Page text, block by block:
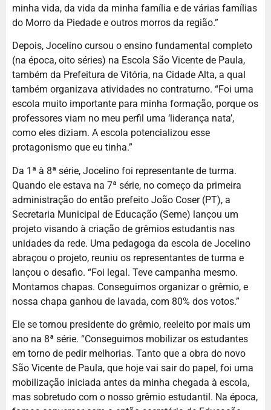
minha vida, da vida da minha família e de várias famílias
do Morro da Piedade e outros morros da região.”
Depois, Jocelino cursou o ensino fundamental completo
(na época, oito séries) na Escola São Vicente de Paula,
também da Prefeitura de Vitória, na Cidade Alta, a qual
também organizava atividades no contraturno. “Foi uma
escola muito importante para minha formação, porque os
professores viam no meu perfil uma ‘liderança nata’,
como eles diziam. A escola potencializou esse
protagonismo que eu tinha.”
Da 1ª à 8ª série, Jocelino foi representante de turma.
Quando ele estava na 7ª série, no começo da primeira
administração do então prefeito João Coser (PT), a
Secretaria Municipal de Educação (Seme) lançou um
projeto visando à criação de grêmios estudantis nas
unidades da rede. Uma pedagoga da escola de Jocelino
abraçou o projeto, reuniu os representantes de turma e
lançou o desafio. “Foi legal. Teve campanha mesmo.
Montamos chapas. Conseguimos organizar o grêmio, e
nossa chapa ganhou de lavada, com 80% dos votos.”
Ele se tornou presidente do grêmio, reeleito por mais um
ano na 8ª série. “Conseguimos mobilizar os estudantes
em torno de pedir melhorias. Tanto que a obra do novo
São Vicente de Paula, que hoje vai sair do papel, foi uma
mobilização iniciada antes da minha chegada à escola,
mas sobretudo com o nosso grêmio estudantil. Na época,